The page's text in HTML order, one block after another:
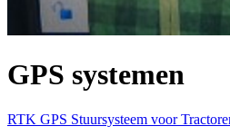
GPS systemen
RTK GPS Stuursysteem voor